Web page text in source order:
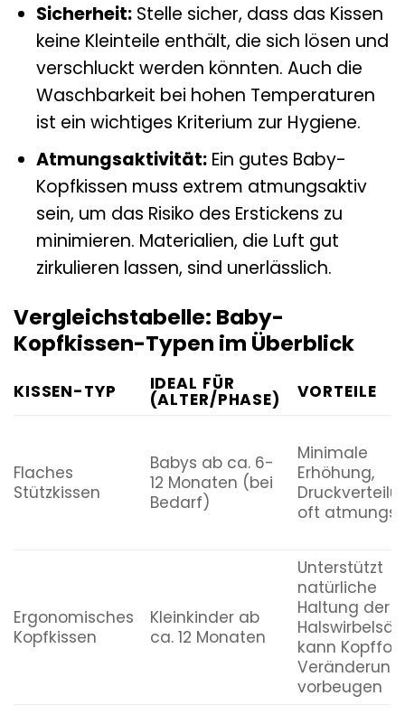
Sicherheit:Stelle sicher, dass das Kissen
keine Kleinteile enthält, die sich lösen und
verschluckt werden könnten. Auch die
Waschbarkeit bei hohen Temperaturen
ist ein wichtiges Kriterium zur Hygiene.
Atmungsaktivität:Ein gutes Baby-
Kopfkissen muss extrem atmungsaktiv
sein, um das Risiko des Erstickens zu
minimieren. Materialien, die Luft gut
zirkulieren lassen, sind unerlässlich.
Vergleichstabelle: Baby-
Kopfkissen-Typen im Überblick
KISSEN-TYP IDEAL FÜR
(ALTER/PHASE) VORTEILE
Flaches
Stützkissen
Babys ab ca. 6-
12 Monaten (bei
Bedarf)
Minimale
Erhöhung,
oft
Ergonomisches
Kopfkissen
Kleinkinder ab
ca. 12 Monaten
Unterstützt
natürliche
Haltung der
kann
vorbeugen